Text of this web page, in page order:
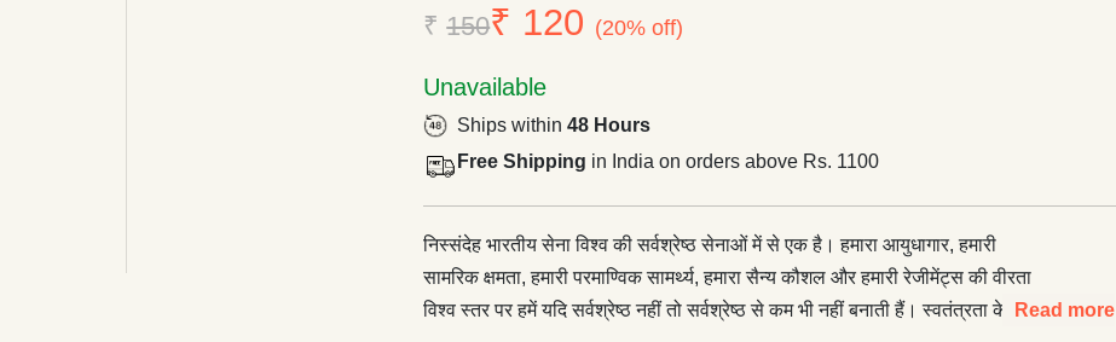
₹150₹ 120 (20% off)
Unavailable
Ships within48 Hours
Free Shipping in India on orders above Rs. 1100
निस्संदेह भारतीय सेना विश्व की सर्वश्रेष्ठ सेनाओं में से एक है। हमारा आयुधागार, हमारी
सामरिक क्षमता, हमारी परमाण्विक सामर्थ्य, हमारा सैन्य कौशल और हमारी रेजीमेंट्स की वीरता
विश्व स्तर पर हमें यदि सर्वश्रेष्ठ नहीं तो सर्वश्रेष्ठ से कम भी नहीं बनाती हैं। स्वतंत्रता के
Read more